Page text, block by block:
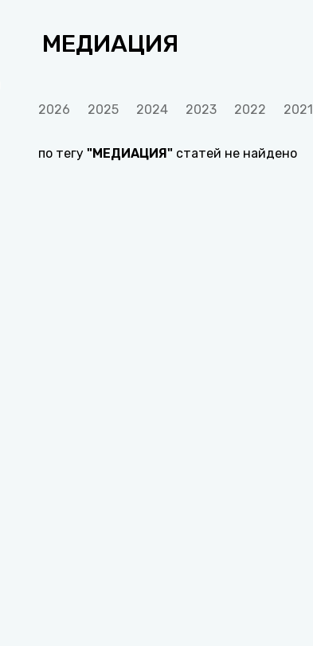
МЕДИАЦИЯ
2026 2025 2024 2023 2022 2021
по тегу "МЕДИАЦИЯ" статей не найдено